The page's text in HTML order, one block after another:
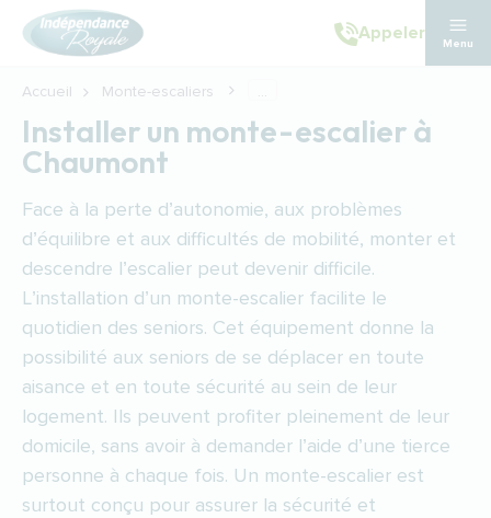
Aller au contenu principal
Appeler
Menu
Accueil Monte-escaliers ...
Installer un monte-escalier à
Chaumont
Face à la perte d’autonomie, aux problèmes
d’équilibre et aux difficultés de mobilité, monter et
descendre l’escalier peut devenir difficile.
L’installation d’un monte-escalier facilite le
quotidien des seniors. Cet équipement donne la
possibilité aux seniors de se déplacer en toute
aisance et en toute sécurité au sein de leur
logement. Ils peuvent profiter pleinement de leur
domicile, sans avoir à demander l’aide d’une tierce
personne à chaque fois. Un monte-escalier est
surtout conçu pour assurer la sécurité et